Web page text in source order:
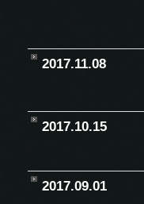
2017.11.08
2017.10.15
2017.09.01